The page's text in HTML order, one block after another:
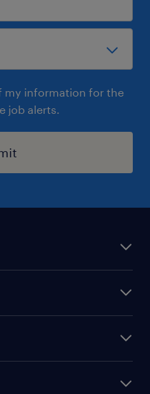
my information for the
job alerts.